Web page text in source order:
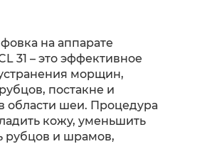
на аппарате
31 – это эффективное
морщин,
постакне и
области шеи. Процедура
кожу, уменьшить
рубцов и шрамов,